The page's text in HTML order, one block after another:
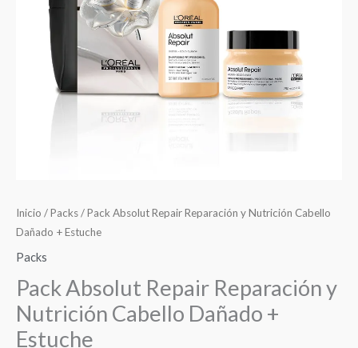
Inicio /Packs/ Pack Absolut Repair Reparación y Nutrición Cabello
Dañado + Estuche
Packs
Pack Absolut Repair Reparación y
Nutrición Cabello Dañado +
Estuche
$57.000.
$45.000.
Dañado
Estuche
cantidad